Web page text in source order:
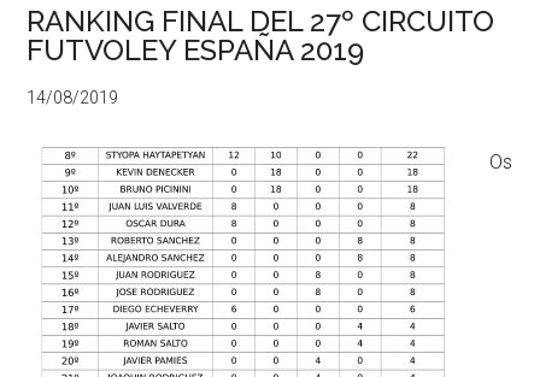
RANKING FINAL DEL 27º CIRCUITO
FUTVOLEY ESPAÑA 2019
14/08/2019
Os